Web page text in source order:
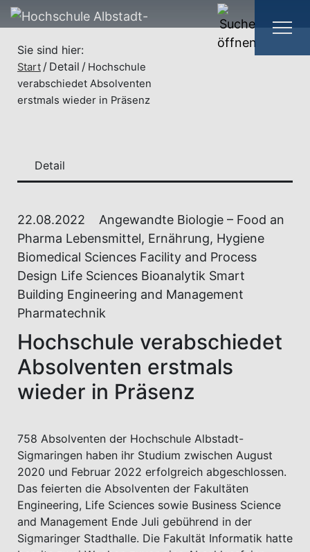
Sie sind hier:
Start Detail
Hochschule
verabschiedet Absolventen
erstmals wieder in Präsenz
22.08.2022
Angewandte Biologie – Food an
Pharma Lebensmittel, Ernährung, Hygiene
Biomedical Sciences Facility and Process
Design Life Sciences Bioanalytik Smart
Building Engineering and Management
Pharmatechnik
Hochschule verabschiedet
Absolventen erstmals
wieder in Präsenz
758 Absolventen der Hochschule Albstadt-
Sigmaringen haben ihr Studium zwischen August
2020 und Februar 2022 erfolgreich abgeschlossen.
Das feierten die Absolventen der Fakultäten
Engineering, Life Sciences sowie Business Science
and Management Ende Juli gebührend in der
Sigmaringer Stadthalle. Die Fakultät Informatik hatte
Detail